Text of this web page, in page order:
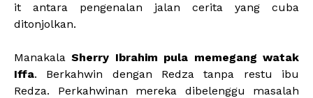
it antara pengenalan jalan cerita yang cuba
ditonjolkan.
ManakalaSherry Ibrahim pula memegang watak
Iffa. Berkahwin dengan Redza tanpa restu ibu
Redza. Perkahwinan mereka dibelenggu masalah